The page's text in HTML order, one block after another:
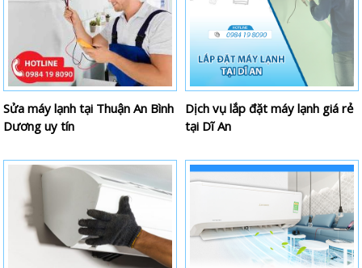
Sửa máy lạnh tại Thuận An Bình
Dương uy tín
Dịch vụ lắp đặt máy lạnh giá rẻ
tại Dĩ An